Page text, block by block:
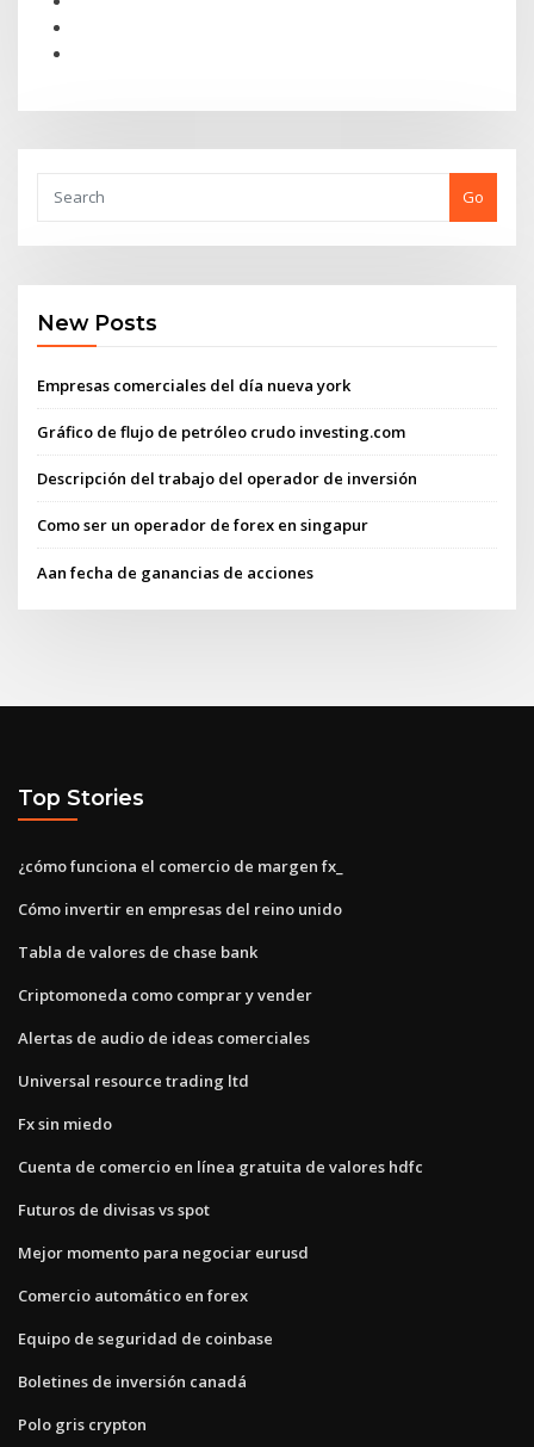
Go
New Posts
Empresas comerciales del día nueva york
Gráfico de flujo de petróleo crudo investing.com
Descripción del trabajo del operador de inversión
Como ser un operador de forex en singapur
Aan fecha de ganancias de acciones
Top Stories
¿cómo funciona el comercio de margen fx_
Cómo invertir en empresas del reino unido
Tabla de valores de chase bank
Criptomoneda como comprar y vender
Alertas de audio de ideas comerciales
Universal resource trading ltd
Fx sin miedo
Cuenta de comercio en línea gratuita de valores hdfc
Futuros de divisas vs spot
Mejor momento para negociar eurusd
Comercio automático en forex
Equipo de seguridad de coinbase
Boletines de inversión canadá
Polo gris crypton